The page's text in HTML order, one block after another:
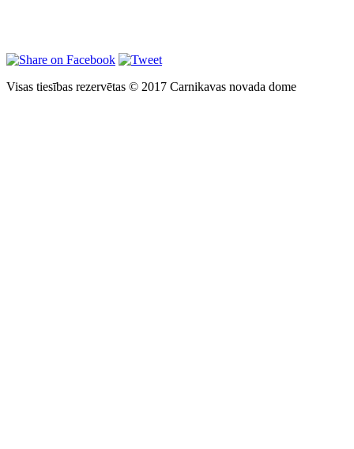
Visas tiesības rezervētas © 2017 Carnikavas novada dome